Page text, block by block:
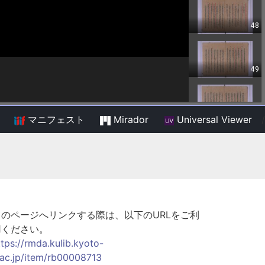
マニフェスト Mirador Universal Viewer
ページへリンクする際は、以下のURLをご利
ださい。
rmda.kulib.kyoto-
item/rb00008713